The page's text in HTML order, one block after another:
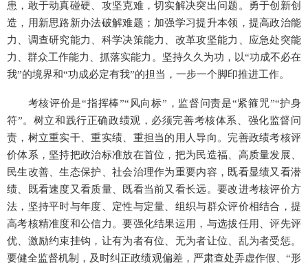
患，敢于动真碰硬、攻坚克难，切实解决突出问题。勇于创新创
造，用新思路新办法破解难题；加强学习提升本领，提高政治能
力、调查研究能力、科学决策能力、改革攻坚能力、应急处突能
力、群众工作能力、抓落实能力。坚持久久为功，以“功成不必在
我”的境界和“功成必定有我”的担当，一步一个脚印推进工作。
考核评价是“指挥棒”“风向标”，监督问责是“紧箍咒”“护身
符”。树立和践行正确政绩观，必须完善考核体系、强化监督问
责，树立重实干、重实绩、重担当的用人导向。完善政绩考核评
价体系，坚持把政治标准放在首位，把为民造福、高质量发展、
民生改善、生态保护、社会治理作为重要内容，既看显绩又看潜
绩、既看速度又看质量、既看当前又看长远。要改进考核评价方
法，坚持平时与年度、定性与定量、组织与群众评价相结合，提
高考核精准度和公信力。要强化结果运用，与选拔任用、评先评
优、激励约束挂钩，让有为者有位、无为者让位、乱为者受惩。
要健全监督机制，及时纠正政绩观偏差，严肃查处弄虚作假、“形